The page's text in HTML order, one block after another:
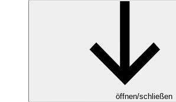
öffnen/schließen